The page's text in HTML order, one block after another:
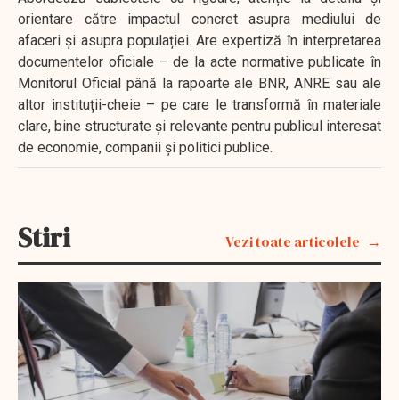
orientare către impactul concret asupra mediului de
afaceri și asupra populației. Are expertiză în interpretarea
documentelor oficiale – de la acte normative publicate în
Monitorul Oficial până la rapoarte ale BNR, ANRE sau ale
altor instituții-cheie – pe care le transformă în materiale
clare, bine structurate și relevante pentru publicul interesat
de economie, companii și politici publice.
Stiri Vezi toate articolele